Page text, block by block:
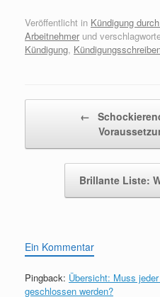
Veröffentlicht in Kündigung
Arbeitnehmer und
Kündigung,
←
Brillante Liste:
Ein Kommentar
Pingback: Übersicht: Muss
geschlossen werden?